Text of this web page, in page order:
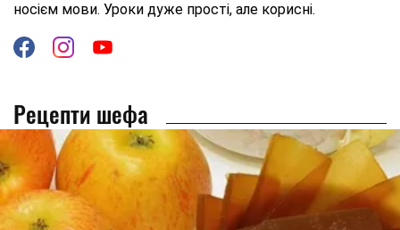
носієм мови. Уроки дуже прості, але корисні.
Рецепти шефа